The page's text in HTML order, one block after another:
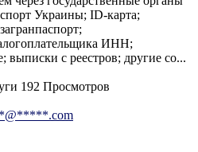
Украины; ID-карта;
ИНН;
выписки с реестров; другие со...
192 Просмотров